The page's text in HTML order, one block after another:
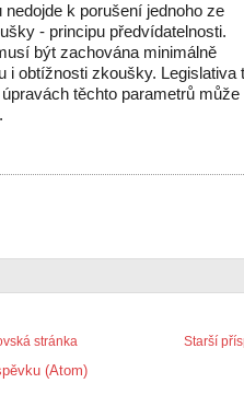
k porušení jednoho ze
- principu předvídatelnosti.
být zachována minimálně
i obtížnosti zkoušky. Legislativa
těchto parametrů může
Starší
stránka
(Atom)